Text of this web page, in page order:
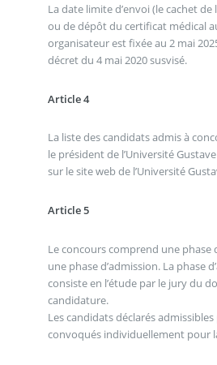
La date limite d’envoi (le cachet
ou de dépôt du certificat médical
organisateur est fixée au 2 mai
décret du 4 mai 2020 susvisé.
Article 4
La liste des candidats admis à
le président de l’Université
sur le site web de l’Université
Article 5
Le concours comprend une phase
une phase d’admission. La phase
consiste en l’étude par le jury du
candidature.
Les candidats déclarés
convoqués individuellement pour